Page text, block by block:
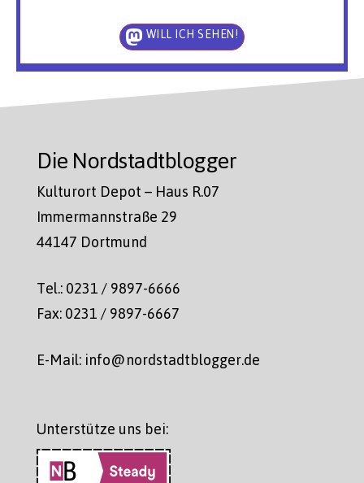
WILL ICH SEHEN!
Die Nordstadtblogger
Kulturort Depot – Haus R.07
Immermannstraße 29
44147 Dortmund
Tel.: 0231 / 9897-6666
Fax: 0231 / 9897-6667
E-Mail: info@nordstadtblogger.de
Unterstütze uns bei: